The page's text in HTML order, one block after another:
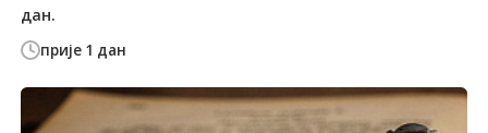
прије 1 дан
дан.